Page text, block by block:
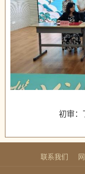
初审
联系我们